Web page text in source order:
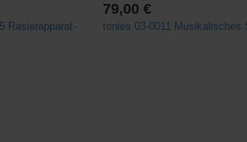
Rasierapparat-
79,00 €
tonies 03-0011 Musikalisches